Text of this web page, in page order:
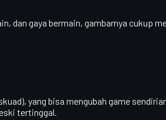
dan gaya bermain, gambarnya cukup
yang bisa mengubah game
tertinggal.